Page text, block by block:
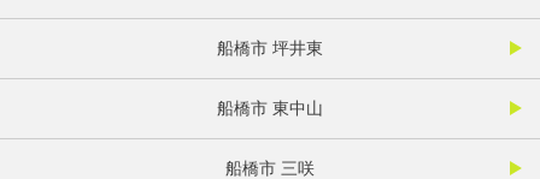
船橋市 坪井東
船橋市 東中山
船橋市 三咲